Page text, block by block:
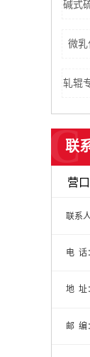
碱式
微乳
轧辊
联
C
营
联系
电
地 址
邮 编